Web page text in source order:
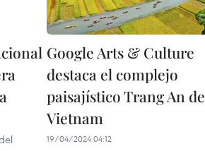
Google Arts & Culture
destaca el complejo
paisajístico Trang An de
Vietnam
19/04/2024 04:12